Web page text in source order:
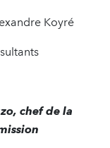
Koyré
chef de la